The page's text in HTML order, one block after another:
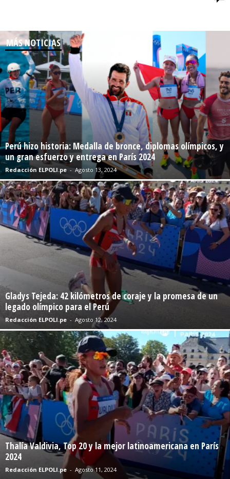
MÁS NOTICIAS
Perú hizo historia: Medalla de bronce, diplomas olímpicos, y
un gran esfuerzo y entrega en París 2024
Redacción ELPOLI.pe - Agosto 13, 2024
Gladys Tejeda: 42 kilómetros de coraje y la promesa de un
legado olímpico para el Perú
Redacción ELPOLI.pe - Agosto 12, 2024
Thalía Valdivia, Top 20 y la mejor latinoamericana en París
2024
Redacción ELPOLI.pe - Agosto 11, 2024